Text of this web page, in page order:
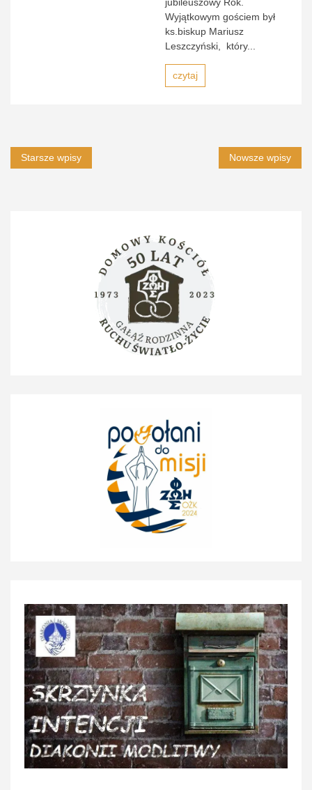
jubileuszowy Rok.
Wyjątkowym gościem był
ks.biskup Mariusz
Leszczyński, który...
czytaj
Nawigacja
Starsze wpisy Nowsze wpisy